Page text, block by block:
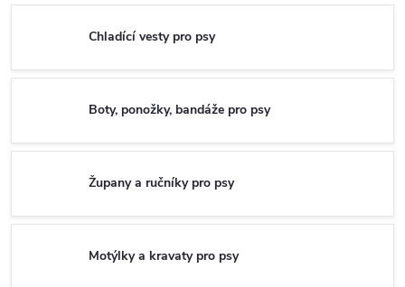
Chladící vesty pro psy
Boty, ponožky, bandáže pro psy
Župany a ručníky pro psy
Motýlky a kravaty pro psy